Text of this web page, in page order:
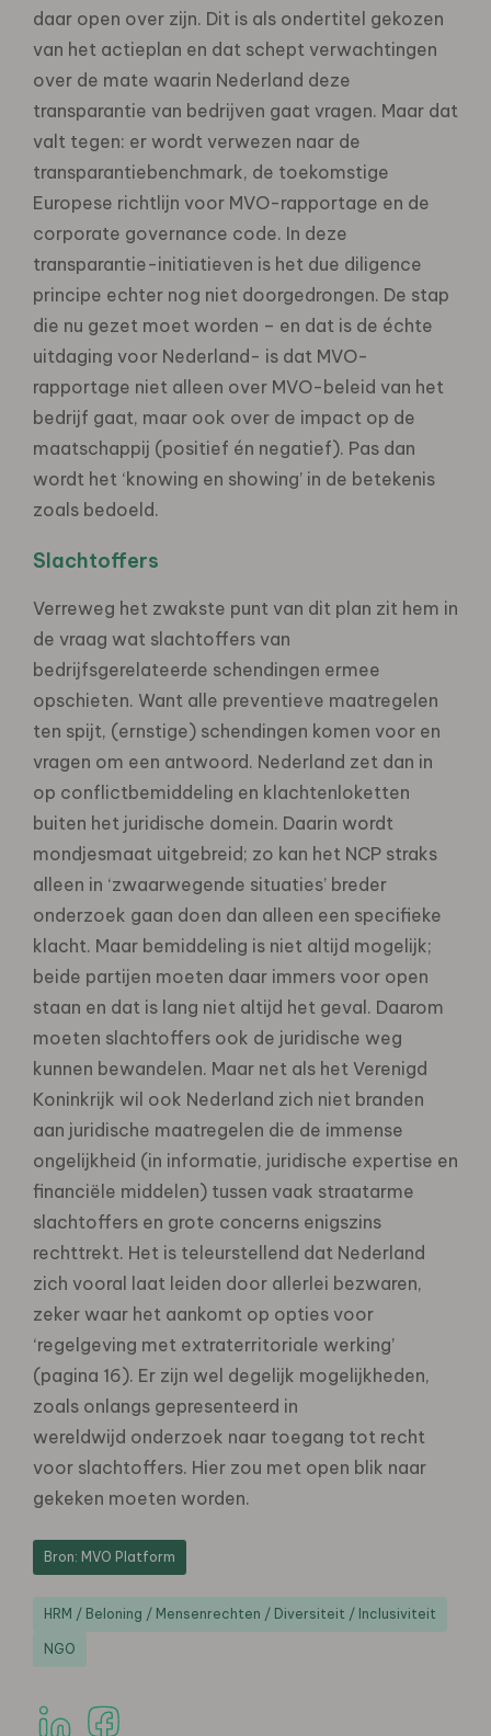
daar open over zijn. Dit is als ondertitel gekozen
van het actieplan en dat schept verwachtingen
over de mate waarin Nederland deze
transparantie van bedrijven gaat vragen. Maar dat
valt tegen: er wordt verwezen naar de
transparantiebenchmark, de toekomstige
Europese richtlijn voor MVO-rapportage en de
corporate governance code. In deze
transparantie-initiatieven is het due diligence
principe echter nog niet doorgedrongen. De stap
die nu gezet moet worden – en dat is de échte
uitdaging voor Nederland- is dat MVO-
rapportage niet alleen over MVO-beleid van het
bedrijf gaat, maar ook over de impact op de
maatschappij (positief én negatief). Pas dan
wordt het ‘knowing en showing’ in de betekenis
zoals bedoeld.
Slachtoffers
Verreweg het zwakste punt van dit plan zit hem in
de vraag wat slachtoffers van
bedrijfsgerelateerde schendingen ermee
opschieten. Want alle preventieve maatregelen
ten spijt, (ernstige) schendingen komen voor en
vragen om een antwoord. Nederland zet dan in
op conflictbemiddeling en klachtenloketten
buiten het juridische domein. Daarin wordt
mondjesmaat uitgebreid; zo kan het NCP straks
alleen in ‘zwaarwegende situaties’ breder
onderzoek gaan doen dan alleen een specifieke
klacht. Maar bemiddeling is niet altijd mogelijk;
beide partijen moeten daar immers voor open
staan en dat is lang niet altijd het geval. Daarom
moeten slachtoffers ook de juridische weg
kunnen bewandelen. Maar net als het Verenigd
Koninkrijk wil ook Nederland zich niet branden
aan juridische maatregelen die de immense
ongelijkheid (in informatie, juridische expertise en
financiële middelen) tussen vaak straatarme
slachtoffers en grote concerns enigszins
rechttrekt. Het is teleurstellend dat Nederland
zich vooral laat leiden door allerlei bezwaren,
zeker waar het aankomt op opties voor
‘regelgeving met extraterritoriale werking’
(pagina 16). Er zijn wel degelijk mogelijkheden,
zoals onlangs gepresenteerd in
wereldwijd onderzoek naar toegang tot recht
voor slachtoffers. Hier zou met open blik naar
gekeken moeten worden.
Bron: MVO Platform
HRM / Beloning / Mensenrechten / Diversiteit / Inclusiviteit
NGO